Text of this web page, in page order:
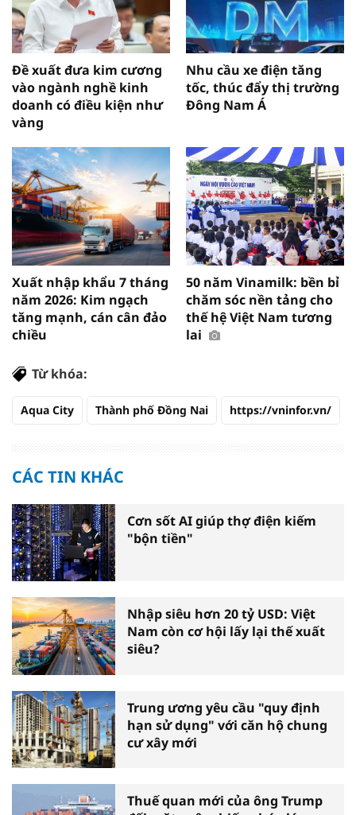
Đề xuất đưa kim cương
vào ngành nghề kinh
doanh có điều kiện như
vàng
Nhu cầu xe điện tăng
tốc, thúc đẩy thị trường
Đông Nam Á
Xuất nhập khẩu 7 tháng
năm 2026: Kim ngạch
tăng mạnh, cán cân đảo
chiều
50 năm Vinamilk: bền bỉ
chăm sóc nền tảng cho
thế hệ Việt Nam tương
lai
Từ khóa:
Aqua City Thành phố Đồng Nai https://vninfor.vn/
CÁC TIN KHÁC
Cơn sốt AI giúp thợ điện kiếm
"bộn tiền"
Nhập siêu hơn 20 tỷ USD: Việt
Nam còn cơ hội lấy lại thế xuất
siêu?
Trung ương yêu cầu "quy định
hạn sử dụng" với căn hộ chung
cư xây mới
Thuế quan mới của ông Trump